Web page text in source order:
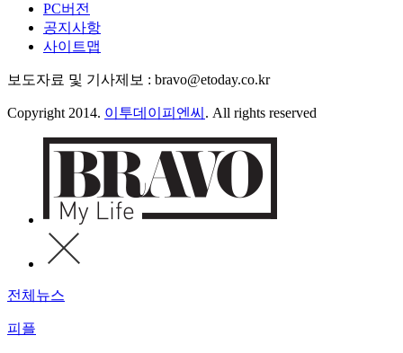
PC버전
공지사항
사이트맵
보도자료 및 기사제보 : bravo@etoday.co.kr
Copyright 2014. 이투데이피엔씨 . All rights reserved
전체뉴스
피플